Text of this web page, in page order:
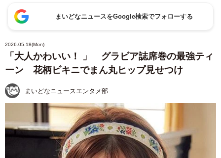
まいどなニュースをGoogle検索でフォローする
2026.05.18(Mon)
「大人かわいい！ 」 グラビア誌席巻の最強ティ
ーン 花柄ビキニでまん丸ヒップ見せつけ
まいどなニュースエンタメ部